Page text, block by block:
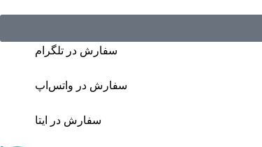
سفارش در تلگرام
سفارش در واتس‌اپ
سفارش در ایتا